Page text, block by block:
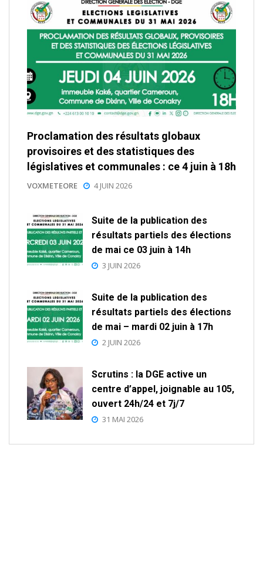
Proclamation des résultats globaux
provisoires et des statistiques des
législatives et communales : ce 4 juin à 18h
VOXMETEORE 4 JUIN 2026
Suite de la publication des
résultats partiels des élections
de mai ce 03 juin à 14h
3 JUIN 2026
Suite de la publication des
résultats partiels des élections
de mai – mardi 02 juin à 17h
2 JUIN 2026
Scrutins : la DGE active un
centre d’appel, joignable au 105,
ouvert 24h/24 et 7j/7
31 MAI 2026